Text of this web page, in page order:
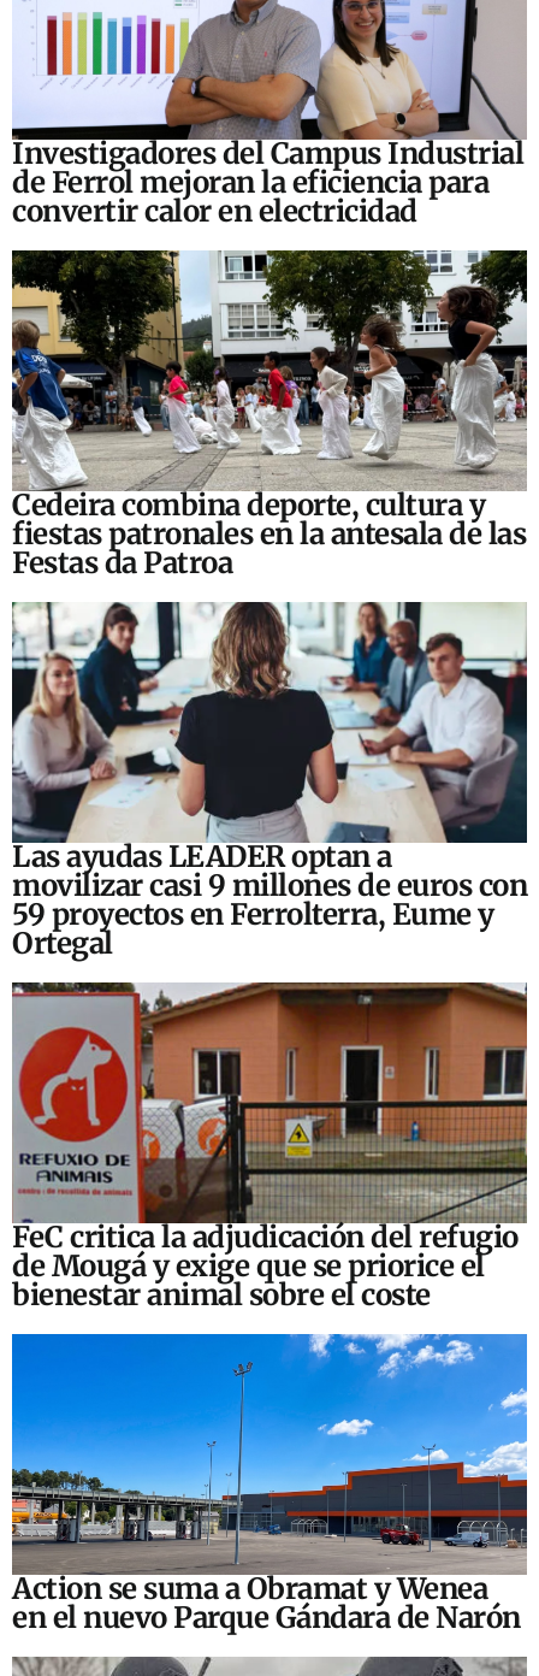
Investigadores del Campus Industrial
de Ferrol mejoran la eficiencia para
convertir calor en electricidad
Cedeira combina deporte, cultura y
fiestas patronales en la antesala de las
Festas da Patroa
Las ayudas LEADER optan a
movilizar casi 9 millones de euros con
59 proyectos en Ferrolterra, Eume y
Ortegal
FeC critica la adjudicación del refugio
de Mougá y exige que se priorice el
bienestar animal sobre el coste
Action se suma a Obramat y Wenea
en el nuevo Parque Gándara de Narón